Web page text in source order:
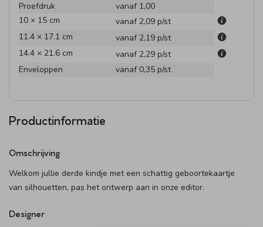
Proefdruk
vanaf 1,00
10 × 15 cm
vanaf 2,09 p/st
11.4 × 17.1 cm
vanaf 2,19 p/st
14.4 × 21.6 cm
vanaf 2,29 p/st
Enveloppen
vanaf 0,35 p/st
Productinformatie
Omschrijving
Welkom jullie derde kindje met een schattig geboortekaartje
van silhouetten, pas het ontwerp aan in onze editor.
Designer